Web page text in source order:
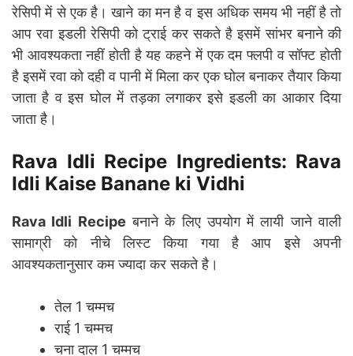
रेसिपी में से एक है। खाने का मन है व इस अधिक समय भी नहीं है तो
आप रवा इडली रेसिपी को ट्राई कर सकते है इसमें सांभर बनाने की
भी आवश्यकता नहीं होती है यह कहने में एक दम फ्लपी व सॉफ्ट होती
है इसमें रवा को दही व पानी में मिला कर एक घोल बनाकर तैयार किया
जाता है व इस घोल में तड़का लगाकर इसे इडली का आकार दिया
जाता है।
Rava Idli Recipe Ingredients: Rava
Idli Kaise Banane ki Vidhi
Rava Idli Recipe बनाने के लिए उपयोग में लायी जाने वाली
सामाग्री को नीचे लिस्ट किया गया है आप इसे अपनी
आवश्यकतानुसार कम ज्यादा कर सकते है।
तेल 1 चम्मच
राई 1 चम्मच
चना दाल 1 चम्मच